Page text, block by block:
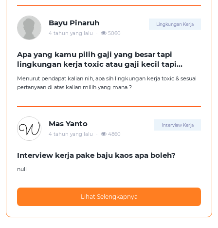
Tolong pencerahannya dong kakak-kakak semua, soalnya aku fresh
Bayu Pinaruh Lingkungan Kerja
4 tahun yang lalu . 5060
Apa yang kamu pilih gaji yang besar tapi
lingkungan kerja toxic atau gaji kecil tapi
Menurut pendapat kalian nih, apa sih lingkungan kerja toxic & sesuai
pertanyaan di atas kalian milih yang mana ?
Mas Yanto Interview Kerja
4 tahun yang lalu . 4860
Interview kerja pake baju kaos apa boleh?
null
Lihat Selengkapnya